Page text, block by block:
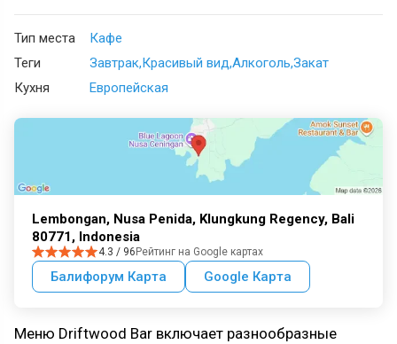
Тип места
Кафе
Теги
Завтрак Красивый вид Алкоголь Закат
Кухня
Европейская
Lembongan, Nusa Penida, Klungkung Regency, Bali
80771, Indonesia
4.3 / 96 Рейтинг на Google картах
Балифорум Карта Google Карта
Меню Driftwood Bar включает разнообразные